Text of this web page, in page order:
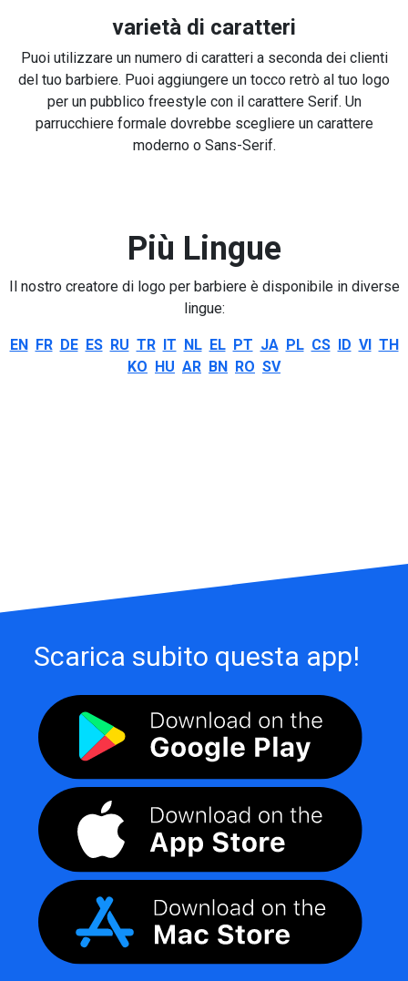
varietà di caratteri
Puoi utilizzare un numero di caratteri a seconda dei clienti
del tuo barbiere. Puoi aggiungere un tocco retrò al tuo logo
per un pubblico freestyle con il carattere Serif. Un
parrucchiere formale dovrebbe scegliere un carattere
moderno o Sans-Serif.
Più Lingue
Il nostro creatore di logo per barbiere è disponibile in diverse
lingue:
EN FR DE ES RU TR IT NL EL PT JA PL CS ID VI TH
KO HU AR BN RO SV
Scarica subito questa app!